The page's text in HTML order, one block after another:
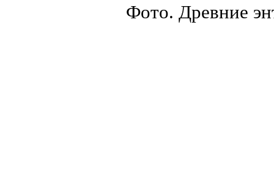
Фото. Древние